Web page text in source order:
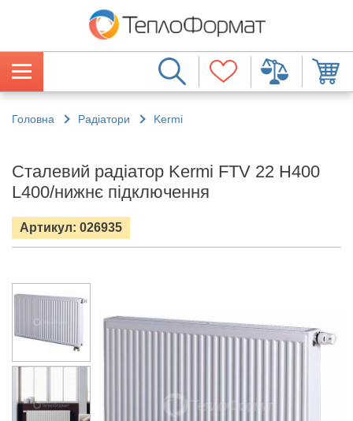
Головна Радіатори Kermi
Сталевий радіатор Kermi FTV 22 H400
L400/нижнє підключення
Артикул: 026935